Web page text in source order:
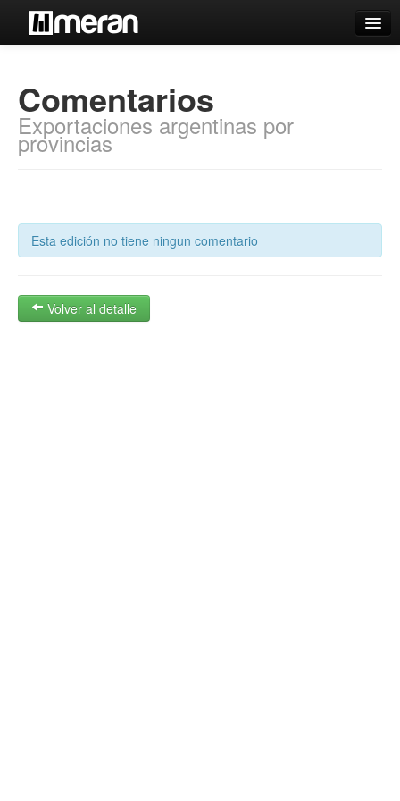
Búsqueda Avanzada
Estantes Virtuales
Contacto
Iniciar sesión
Comentarios
Exportaciones argentinas por
provincias
Esta edición no tiene ningun comentario
Volver al detalle